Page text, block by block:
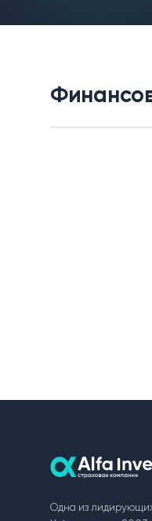
Одна из